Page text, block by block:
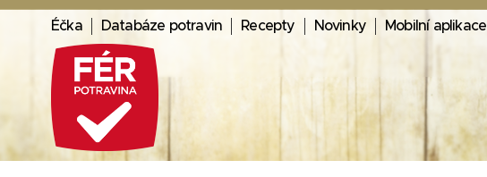
Éčka Databáze potravin Recepty Novinky Mobilní aplikace